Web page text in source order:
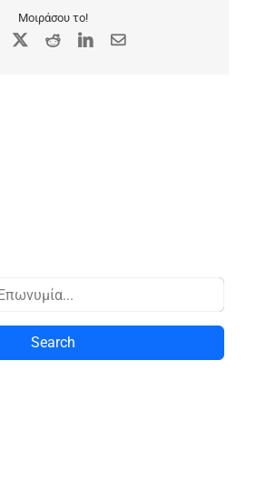
Μοιράσου το!
Facebook RedditLinkedIn
Email
Search